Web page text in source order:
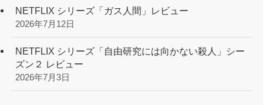
NETFLIX シリーズ「ガス人間」レビュー
2026年7月12日
NETFLIX シリーズ「自由研究には向かない殺人」シー
ズン２ レビュー
2026年7月3日